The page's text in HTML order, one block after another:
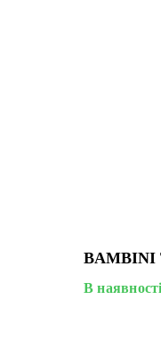
BAMBINI
В наявності